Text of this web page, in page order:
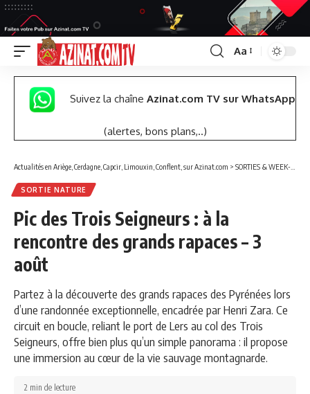
Font
Resizer
Aa
Suivez la chaîne Azinat.com TV sur WhatsApp
(alertes, bons plans,..)
Actualités en Ariège, Cerdagne, Capcir, Limouxin, Conflent, sur Azinat.com > SORTIES & WEEK-END
SORTIE NATURE
Pic des Trois Seigneurs : à la
rencontre des grands rapaces – 3
août
Partez à la découverte des grands rapaces des Pyrénées lors
d’une randonnée exceptionnelle, encadrée par Henri Zara. Ce
circuit en boucle, reliant le port de Lers au col des Trois
Seigneurs, offre bien plus qu’un simple panorama : il propose
une immersion au cœur de la vie sauvage montagnarde.
2 min de lecture